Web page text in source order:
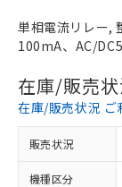
単相電流リレー,
100mA、AC/
在庫/販売
在庫/販売状況 ご
販売状況
機種区分